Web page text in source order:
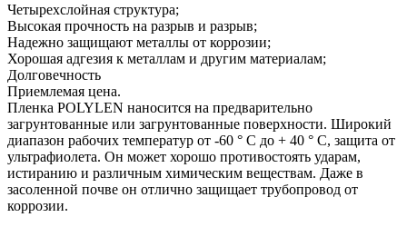
Четырехслойная структура;
Высокая прочность на разрыв и разрыв;
Надежно защищают металлы от коррозии;
Хорошая адгезия к металлам и другим материалам;
Долговечность
Приемлемая цена.
Пленка POLYLEN наносится на предварительно
загрунтованные или загрунтованные поверхности. Широкий
диапазон рабочих температур от -60 ° C до + 40 ° C, защита от
ультрафиолета. Он может хорошо противостоять ударам,
истиранию и различным химическим веществам. Даже в
засоленной почве он отлично защищает трубопровод от
коррозии.